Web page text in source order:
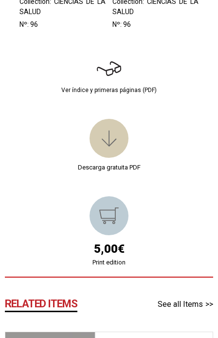
SALUD
Nº: 96
SALUD
Nº: 96
Ver índice y primeras páginas (PDF)
Descarga gratuita PDF
5,00€
Print edition
RELATED ITEMS See all Items